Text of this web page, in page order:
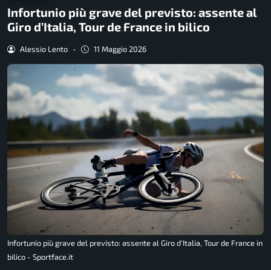
Infortunio più grave del previsto: assente al
Giro d’Italia, Tour de France in bilico
Alessio Lento - 11 Maggio 2026
Infortunio più grave del previsto: assente al Giro d'Italia, Tour de France in
bilico - Sportface.it